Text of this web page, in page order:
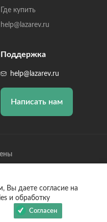
Где купить
help@lazarev.ru
Поддержка
help@lazarev.ru
Написать нам
К/С:
Вы даете согласие на
и обработку
Согласен